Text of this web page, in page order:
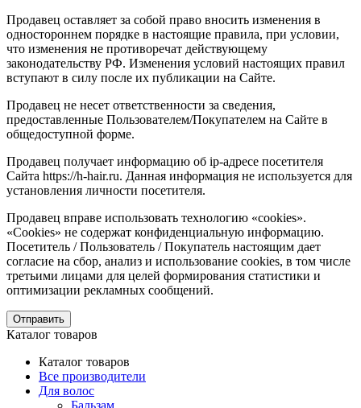
Продавец оставляет за собой право вносить изменения в
одностороннем порядке в настоящие правила, при условии,
что изменения не противоречат действующему
законодательству РФ. Изменения условий настоящих правил
вступают в силу после их публикации на Сайте.
Продавец не несет ответственности за сведения,
предоставленные Пользователем/Покупателем на Сайте в
общедоступной форме.
Продавец получает информацию об ip-адресе посетителя
Сайта https://h-hair.ru. Данная информация не используется для
установления личности посетителя.
Продавец вправе использовать технологию «cookies».
«Cookies» не содержат конфиденциальную информацию.
Посетитель / Пользователь / Покупатель настоящим дает
согласие на сбор, анализ и использование cookies, в том числе
третьими лицами для целей формирования статистики и
оптимизации рекламных сообщений.
Отправить
Каталог товаров
Каталог товаров
Все производители
Для волос
Бальзам